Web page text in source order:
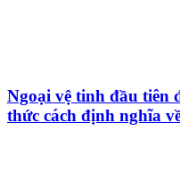
Ngoại vệ tinh đầu tiên
thức cách định nghĩa